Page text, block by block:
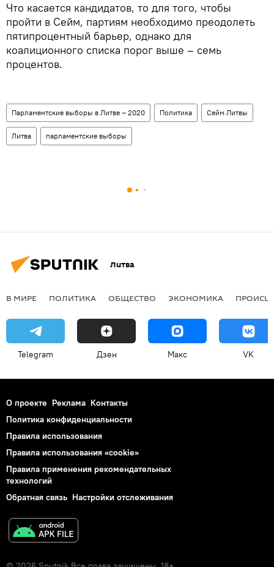
Что касается кандидатов, то для того, чтобы
пройти в Сейм, партиям необходимо преодолеть
пятипроцентный барьер, однако для
коалиционного списка порог выше – семь
процентов.
Парламентские выборы в Литве – 2020 Политика Сейм Литвы
Литва парламентские выборы
Литва
В МИРЕ ПОЛИТИКА ОБЩЕСТВО ЭКОНОМИКА
Telegram Дзен Макс VK
О проекте Реклама Контакты
Политика конфиденциальности
Правила использования
Правила использования «cookie»
Правила применения рекомендательных
технологий
Обратная связь Настройки отслеживания